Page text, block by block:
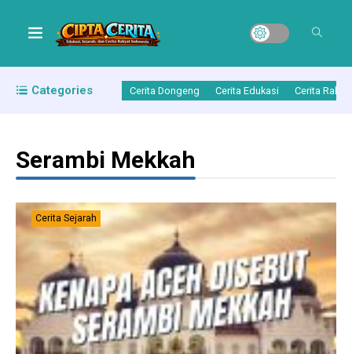
Categories Cerita Dongeng Cerita Edukasi Cerita Rakyat
Serambi Mekkah
Cerita Sejarah